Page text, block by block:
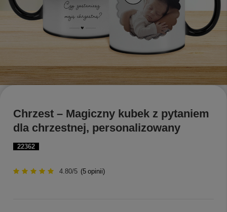
22362
Chrzest – Magiczny kubek z pytaniem
dla chrzestnej, personalizowany
4.80/5 (5 opinii)